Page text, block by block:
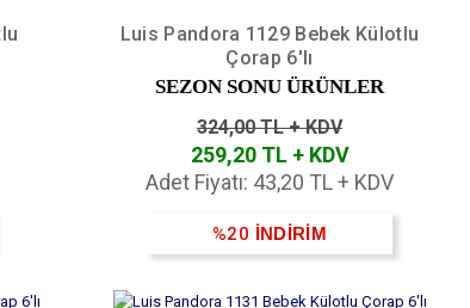
Luis Pandora 1129 Bebek Külotlu
Çorap 6'lı
SEZON SONU ÜRÜNLER
324,00 TL + KDV
259,20 TL + KDV
Adet Fiyatı: 43,20 TL + KDV
%20 İNDİRİM